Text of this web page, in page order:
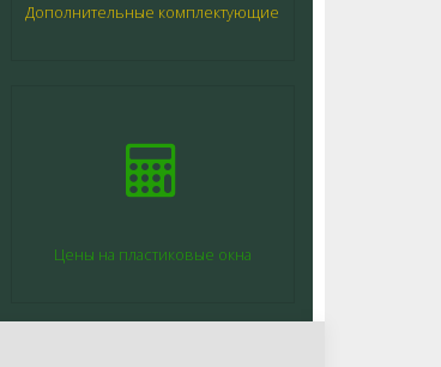
Дополнительные комплектующие
Цены на пластиковые окна